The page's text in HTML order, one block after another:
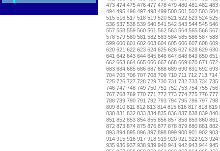
473 474 475 476 477 478 479 480 481 482 483
494 495 496 497 498 499 500 501 502 503 504
515 516 517 518 519 520 521 522 523 524 525
536 537 538 539 540 541 542 543 544 545 546
557 558 559 560 561 562 563 564 565 566 567
578 579 580 581 582 583 584 585 586 587 588
599 600 601 602 603 604 605 606 607 608 609
620 621 622 623 624 625 626 627 628 629 630
641 642 643 644 645 646 647 648 649 650 651
662 663 664 665 666 667 668 669 670 671 672
683 684 685 686 687 688 689 690 691 692 693
704 705 706 707 708 709 710 711 712 713 714
725 726 727 728 729 730 731 732 733 734 735
746 747 748 749 750 751 752 753 754 755 756
767 768 769 770 771 772 773 774 775 776 777
788 789 790 791 792 793 794 795 796 797 798
809 810 811 812 813 814 815 816 817 818 819
830 831 832 833 834 835 836 837 838 839 840
851 852 853 854 855 856 857 858 859 860 861
872 873 874 875 876 877 878 879 880 881 882
893 894 895 896 897 898 899 900 901 902 903
914 915 916 917 918 919 920 921 922 923 924
935 936 937 938 939 940 941 942 943 944 945